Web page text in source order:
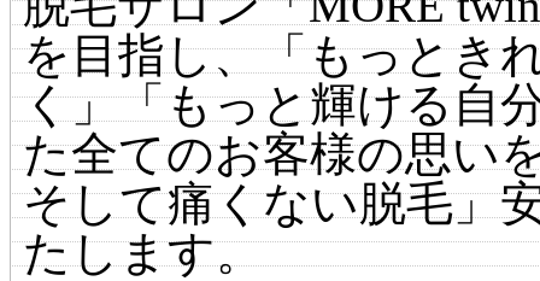
を目指し、「もっとき
く」「もっと輝ける自
た全てのお客様の思い
そして痛くない脱毛」
たします。